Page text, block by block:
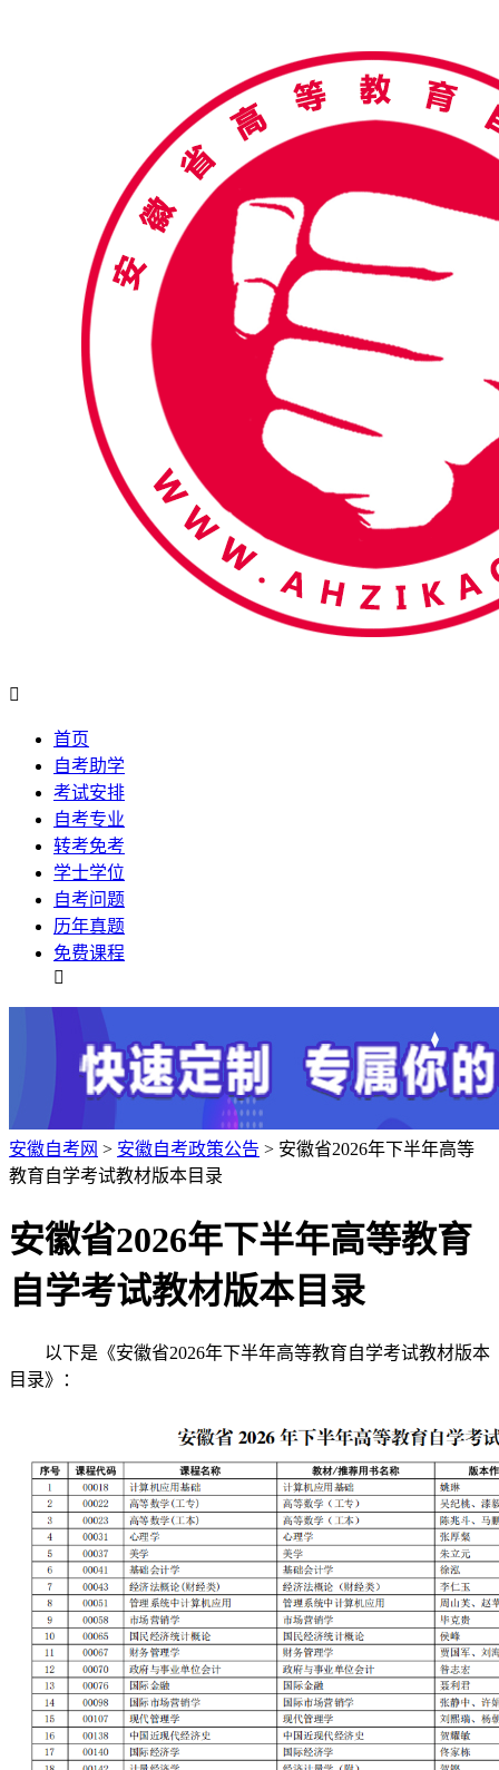

首页
自考助学
考试安排
自考专业
转考免考
学士学位
自考问题
历年真题
免费课程

安徽自考网 > 安徽自考政策公告 > 安徽省2026年下半年高等
教育自学考试教材版本目录
安徽省2026年下半年高等教育
自学考试教材版本目录
以下是《安徽省2026年下半年高等教育自学考试教材版本
目录》：